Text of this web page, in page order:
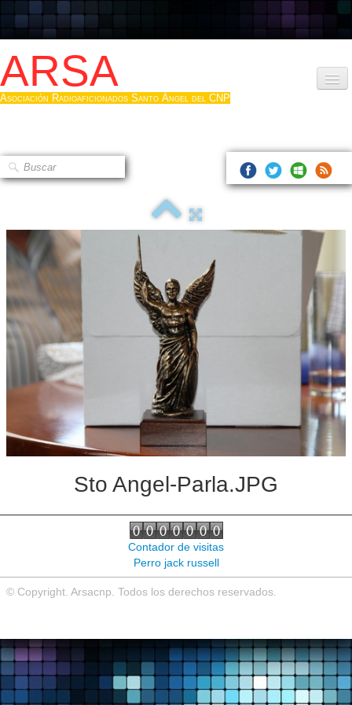
ARSA
Asociación Radioaficionados Santo Ángel del CNP
Que es la ARSA
Hacerse socio
Log diploma en Pdf
Fotos
Sistemas Digitales
Noticias de interés
Sto Angel-Parla.JPG
Contador de visitas
Perro jack russell
© Copyright. Arsacnp. Todos los derechos reservados.